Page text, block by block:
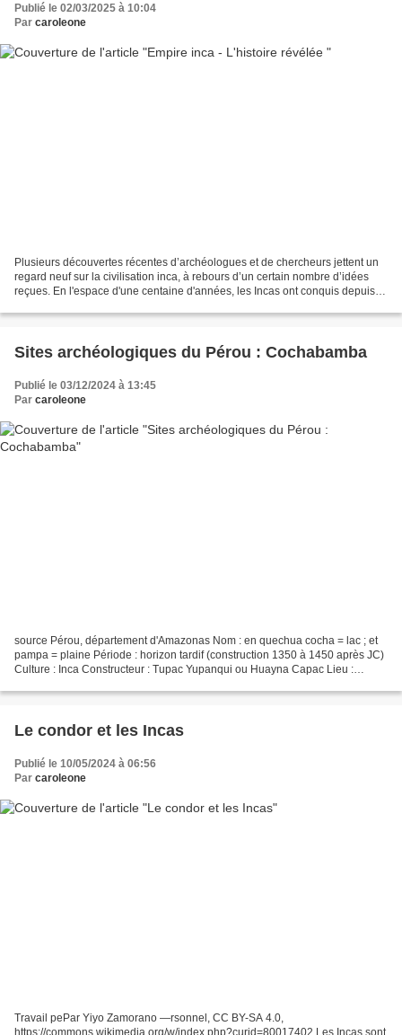
Publié le 02/03/2025 à 10:04
Par caroleone
Plusieurs découvertes récentes d’archéologues et de chercheurs jettent un
regard neuf sur la civilisation inca, à rebours d’un certain nombre d’idées
reçues. En l'espace d'une centaine d'années, les Incas ont conquis depuis
Sites archéologiques du Pérou : Cochabamba
Publié le 03/12/2024 à 13:45
Par caroleone
source Pérou, département d'Amazonas Nom : en quechua cocha = lac ; et
pampa = plaine Période : horizon tardif (construction 1350 à 1450 après JC)
Culture : Inca Constructeur : Tupac Yupanqui ou Huayna Capac Lieu :
Le condor et les Incas
Publié le 10/05/2024 à 06:56
Par caroleone
Travail pePar Yiyo Zamorano —rsonnel, CC BY-SA 4.0,
https://commons.wikimedia.org/w/index.php?curid=80017402 Les Incas sont